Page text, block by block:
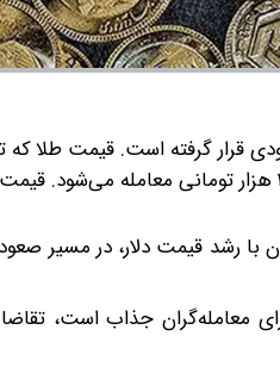
۷ اردیبهشت ۱۴۰۵ در مسیر صعودی قرار گرفته است. قیمت
قبل تغییر محسوسی نداشت، اکنون رشد کرده و هر گرم طلای ۱۸ عیار در کانال ۱۷ میلیون و ۳۰۰ هزار
با رشد قیمت دلار، در مسیر
معامله‌گران جذاب است،